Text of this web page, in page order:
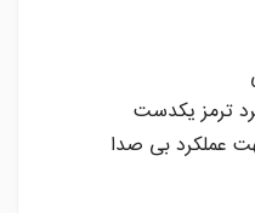
ترمز یکدست
عملکرد بی صدا